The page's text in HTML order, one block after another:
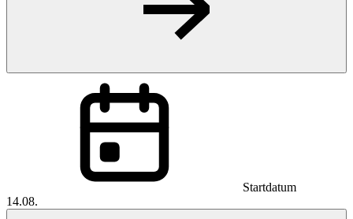
Startdatum
14.08.